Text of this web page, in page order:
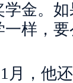
学金。
一样，
月，他